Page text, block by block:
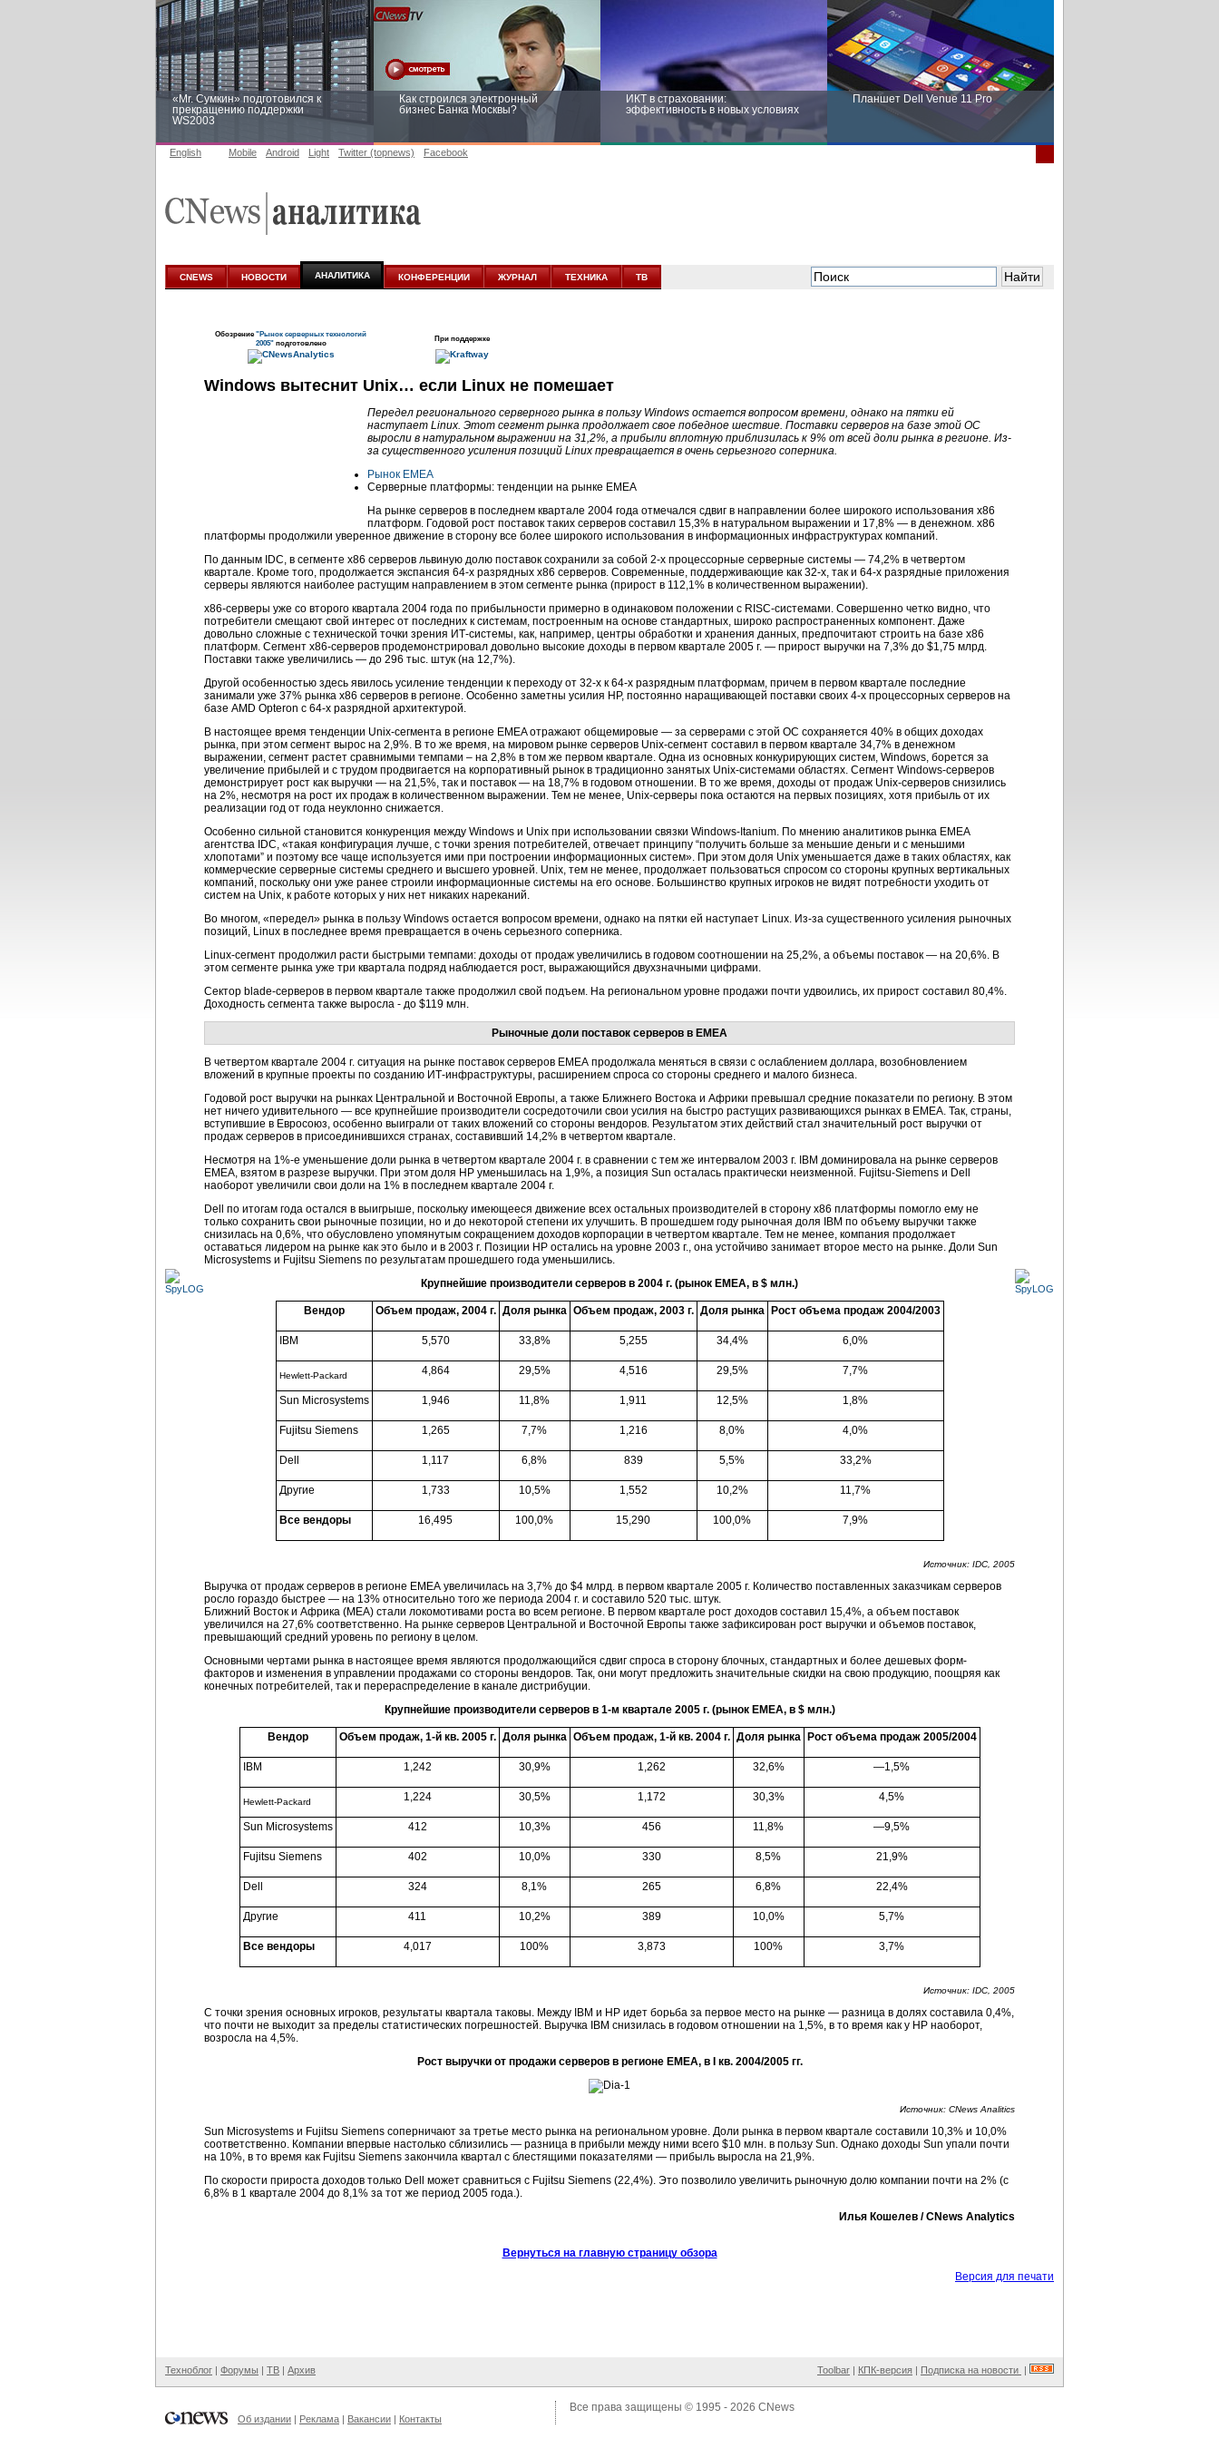
«Mr. Сумкин» подготовился к
прекращению поддержки
WS2003
Как строился электронный
бизнес Банка Москвы?
ИКТ в страховании:
эффективность в новых условиях
Планшет Dell Venue 11 Pro
аналитике
новых условиях
English Mobile Android Light Twitter (topnews) Facebook
CNEWS НОВОСТИ АНАЛИТИКА КОНФЕРЕНЦИИ ЖУРНАЛ ТЕХНИКА ТВ
Обозрение"Рынок серверных технологий
2005"подготовлено При поддержке
Windows вытеснит Unix… если Linux не помешает
Передел регионального серверного рынка в пользу Windows остается вопросом времени, однако на пятки ей
наступает Linux. Этот сегмент рынка продолжает свое победное шествие. Поставки серверов на базе этой ОС
выросли в натуральном выражении на 31,2%, а прибыли вплотную приблизилась к 9% от всей доли рынка в регионе. Из-
за существенного усиления позиций Linux превращается в очень серьезного соперника.
Рынок EMEA
Серверные платформы: тенденции на рынке EMEA
На рынке серверов в последнем квартале 2004 года отмечался сдвиг в направлении более широкого использования х86
платформ. Годовой рост поставок таких серверов составил 15,3% в натуральном выражении и 17,8% — в денежном. х86
платформы продолжили уверенное движение в сторону все более широкого использования в информационных инфраструктурах компаний.
По данным IDC, в сегменте х86 серверов львиную долю поставок сохранили за собой 2-х процессорные серверные системы — 74,2% в четвертом
квартале. Кроме того, продолжается экспансия 64-х разрядных х86 серверов. Современные, поддерживающие как 32-х, так и 64-х разрядные приложения
серверы являются наиболее растущим направлением в этом сегменте рынка (прирост в 112,1% в количественном выражении).
х86-серверы уже со второго квартала 2004 года по прибыльности примерно в одинаковом положении с RISC-системами. Совершенно четко видно, что
потребители смещают свой интерес от последних к системам, построенным на основе стандартных, широко распространенных компонент. Даже
довольно сложные с технической точки зрения ИТ-системы, как, например, центры обработки и хранения данных, предпочитают строить на базе х86
платформ. Сегмент х86-серверов продемонстрировал довольно высокие доходы в первом квартале 2005 г. — прирост выручки на 7,3% до $1,75 млрд.
Поставки также увеличились — до 296 тыс. штук (на 12,7%).
Другой особенностью здесь явилось усиление тенденции к переходу от 32-х к 64-х разрядным платформам, причем в первом квартале последние
занимали уже 37% рынка х86 серверов в регионе. Особенно заметны усилия НР, постоянно наращивающей поставки своих 4-х процессорных серверов на
базе AMD Opteron с 64-х разрядной архитектурой.
В настоящее время тенденции Unix-сегмента в регионе EMEA отражают общемировые — за серверами с этой ОС сохраняется 40% в общих доходах
рынка, при этом сегмент вырос на 2,9%. В то же время, на мировом рынке серверов Unix-сегмент составил в первом квартале 34,7% в денежном
выражении, сегмент растет сравнимыми темпами – на 2,8% в том же первом квартале. Одна из основных конкурирующих систем, Windows, борется за
увеличение прибылей и с трудом продвигается на корпоративный рынок в традиционно занятых Unix-системами областях. Сегмент Windows-серверов
демонстрирует рост как выручки — на 21,5%, так и поставок — на 18,7% в годовом отношении. В то же время, доходы от продаж Unix-серверов снизились
на 2%, несмотря на рост их продаж в количественном выражении. Тем не менее, Unix-серверы пока остаются на первых позициях, хотя прибыль от их
реализации год от года неуклонно снижается.
Особенно сильной становится конкуренция между Windows и Unix при использовании связки Windows-Itanium. По мнению аналитиков рынка EMEA
агентства IDC, «такая конфигурация лучше, с точки зрения потребителей, отвечает принципу “получить больше за меньшие деньги и с меньшими
хлопотами” и поэтому все чаще используется ими при построении информационных систем». При этом доля Unix уменьшается даже в таких областях, как
коммерческие серверные системы среднего и высшего уровней. Unix, тем не менее, продолжает пользоваться спросом со стороны крупных вертикальных
компаний, поскольку они уже ранее строили информационные системы на его основе. Большинство крупных игроков не видят потребности уходить от
систем на Unix, к работе которых у них нет никаких нареканий.
Во многом, «передел» рынка в пользу Windows остается вопросом времени, однако на пятки ей наступает Linux. Из-за существенного усиления рыночных
позиций, Linux в последнее время превращается в очень серьезного соперника.
Linux-сегмент продолжил расти быстрыми темпами: доходы от продаж увеличились в годовом соотношении на 25,2%, а объемы поставок — на 20,6%. В
этом сегменте рынка уже три квартала подряд наблюдается рост, выражающийся двухзначными цифрами.
Сектор blade-серверов в первом квартале также продолжил свой подъем. На региональном уровне продажи почти удвоились, их прирост составил 80,4%.
Доходность сегмента также выросла - до $119 млн.
Рыночные доли поставок серверов в ЕМЕА
В четвертом квартале 2004 г. ситуация на рынке поставок серверов ЕМЕА продолжала меняться в связи с ослаблением доллара, возобновлением
вложений в крупные проекты по созданию ИТ-инфраструктуры, расширением спроса со стороны среднего и малого бизнеса.
Годовой рост выручки на рынках Центральной и Восточной Европы, а также Ближнего Востока и Африки превышал средние показатели по региону. В этом
нет ничего удивительного — все крупнейшие производители сосредоточили свои усилия на быстро растущих развивающихся рынках в ЕМЕА. Так, страны,
вступившие в Евросоюз, особенно выиграли от таких вложений со стороны вендоров. Результатом этих действий стал значительный рост выручки от
продаж серверов в присоединившихся странах, составивший 14,2% в четвертом квартале.
Несмотря на 1%-е уменьшение доли рынка в четвертом квартале 2004 г. в сравнении с тем же интервалом 2003 г. IBM доминировала на рынке серверов
ЕМЕА, взятом в разрезе выручки. При этом доля НР уменьшилась на 1,9%, а позиция Sun осталась практически неизменной. Fujitsu-Siemens и Dell
наоборот увеличили свои доли на 1% в последнем квартале 2004 г.
Dell по итогам года остался в выигрыше, поскольку имеющееся движение всех остальных производителей в сторону х86 платформы помогло ему не
только сохранить свои рыночные позиции, но и до некоторой степени их улучшить. В прошедшем году рыночная доля IBM по объему выручки также
снизилась на 0,6%, что обусловлено упомянутым сокращением доходов корпорации в четвертом квартале. Тем не менее, компания продолжает
оставаться лидером на рынке как это было и в 2003 г. Позиции HP остались на уровне 2003 г., она устойчиво занимает второе место на рынке. Доли Sun
Microsystems и Fujitsu Siemens по результатам прошедшего года уменьшились.
Крупнейшие производители серверов в 2004 г. (рынок ЕМЕА, в $ млн.)
Вендор Объем продаж, 2004 г. Доля рынка Объем продаж, 2003 г. Доля рынка Рост объема продаж 2004/2003
IBM 5,570 33,8% 5,255 34,4% 6,0%
Hewlett-Packard 4,864 29,5% 4,516 29,5% 7,7%
Sun Microsystems 1,946 11,8% 1,911 12,5% 1,8%
Fujitsu Siemens 1,265 7,7% 1,216 8,0% 4,0%
Dell 1,117 6,8% 839 5,5% 33,2%
Другие 1,733 10,5% 1,552 10,2% 11,7%
Все вендоры 16,495 100,0% 15,290 100,0% 7,9%
Источник: IDC, 2005
Выручка от продаж серверов в регионе ЕМЕА увеличилась на 3,7% до $4 млрд. в первом квартале 2005 г. Количество поставленных заказчикам серверов
росло гораздо быстрее — на 13% относительно того же периода 2004 г. и составило 520 тыс. штук.
Ближний Восток и Африка (МЕА) стали локомотивами роста во всем регионе. В первом квартале рост доходов составил 15,4%, а объем поставок
увеличился на 27,6% соответственно. На рынке серверов Центральной и Восточной Европы также зафиксирован рост выручки и объемов поставок,
превышающий средний уровень по региону в целом.
Основными чертами рынка в настоящее время являются продолжающийся сдвиг спроса в сторону блочных, стандартных и более дешевых форм-
факторов и изменения в управлении продажами со стороны вендоров. Так, они могут предложить значительные скидки на свою продукцию, поощряя как
конечных потребителей, так и перераспределение в канале дистрибуции.
Крупнейшие производители серверов в 1-м квартале 2005 г. (рынок ЕМЕА, в $ млн.)
Вендор Объем продаж, 1-й кв. 2005 г. Доля рынка Объем продаж, 1-й кв. 2004 г. Доля рынка Рост объема продаж 2005/2004
IBM 1,242 30,9% 1,262 32,6% —1,5%
Hewlett-Packard 1,224 30,5% 1,172 30,3% 4,5%
Sun Microsystems 412 10,3% 456 11,8% —9,5%
Fujitsu Siemens 402 10,0% 330 8,5% 21,9%
Dell 324 8,1% 265 6,8% 22,4%
Другие 411 10,2% 389 10,0% 5,7%
Все вендоры 4,017 100% 3,873 100% 3,7%
Источник: IDC, 2005
С точки зрения основных игроков, результаты квартала таковы. Между IBM и HP идет борьба за первое место на рынке — разница в долях составила 0,4%,
что почти не выходит за пределы статистических погрешностей. Выручка IBM снизилась в годовом отношении на 1,5%, в то время как у НР наоборот,
возросла на 4,5%.
Рост выручки от продажи серверов в регионе EMEA, в I кв. 2004/2005 гг.
Иcточник: CNews Analitics
Sun Microsystems и Fujitsu Siemens соперничают за третье место рынка на региональном уровне. Доли рынка в первом квартале составили 10,3% и 10,0%
соответственно. Компании впервые настолько сблизились — разница в прибыли между ними всего $10 млн. в пользу Sun. Однако доходы Sun упали почти
на 10%, в то время как Fujitsu Siemens закончила квартал с блестящими показателями — прибыль выросла на 21,9%.
По скорости прироста доходов только Dell может сравниться с Fujitsu Siemens (22,4%). Это позволило увеличить рыночную долю компании почти на 2% (с
6,8% в 1 квартале 2004 до 8,1% за тот же период 2005 года.).
Илья Кошелев / CNews Analytics
Вернуться на главную страницу обзора
Версия для печати
Техноблог | Форумы | ТВ | Архив Toolbar | КПК-версия | Подписка на новости |
Об издании | Реклама | Вакансии | Контакты
Все права защищены © 1995 - 2026 CNews